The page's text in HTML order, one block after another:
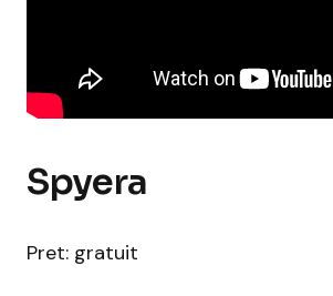
Spyera
Pret: gratuit